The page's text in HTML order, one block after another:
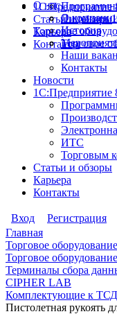
1С:Предприятие
Статьи и обзоры
Карьера
Контакты
Лицензии
Торговое
Торговое
О нас
О
История
Наши
Контакты
Новости
1С:Предприятие
ИТС
Торговым
Статьи и обзоры
Карьера
Контакты
Вход
Регистрация
Главная
Торговое оборудование
Торговое
Терминалы сбора
CIPHER LAB
Комплектующие к
Пистолетная рукоять